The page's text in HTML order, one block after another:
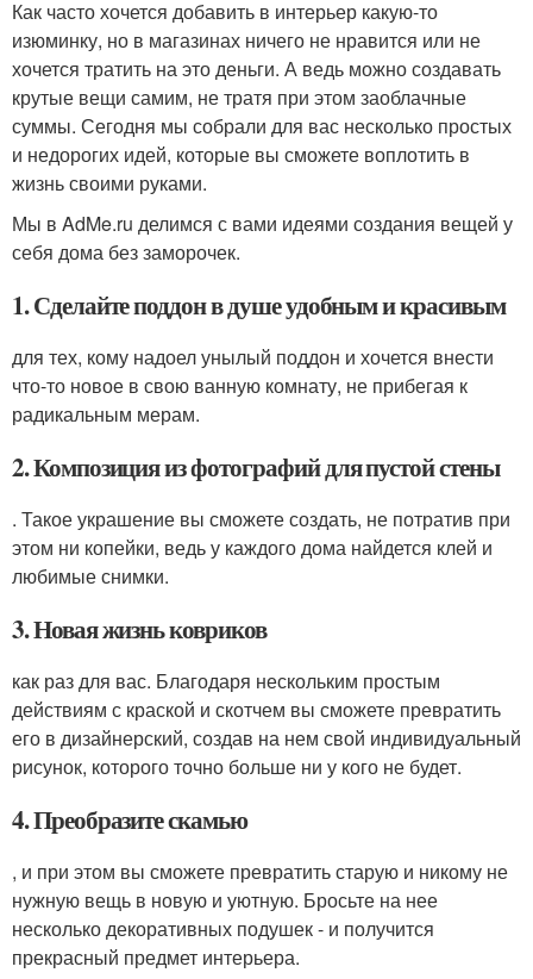
Как часто хочется добавить в интерьер какую-то
изюминку, но в магазинах ничего не нравится или не
хочется тратить на это деньги. А ведь можно создавать
крутые вещи самим, не тратя при этом заоблачные
суммы. Сегодня мы собрали для вас несколько простых
и недорогих идей, которые вы сможете воплотить в
жизнь своими руками.
Мы в AdMe.ru делимся с вами идеями создания вещей у
себя дома без заморочек.
1. Сделайте поддон в душе удобным и красивым
для тех, кому надоел унылый поддон и хочется внести
что-то новое в свою ванную комнату, не прибегая к
радикальным мерам.
2. Композиция из фотографий для пустой стены
. Такое украшение вы сможете создать, не потратив при
этом ни копейки, ведь у каждого дома найдется клей и
любимые снимки.
3. Новая жизнь ковриков
как раз для вас. Благодаря нескольким простым
действиям с краской и скотчем вы сможете превратить
его в дизайнерский, создав на нем свой индивидуальный
рисунок, которого точно больше ни у кого не будет.
4. Преобразите скамью
, и при этом вы сможете превратить старую и никому не
нужную вещь в новую и уютную. Бросьте на нее
несколько декоративных подушек - и получится
прекрасный предмет интерьера.